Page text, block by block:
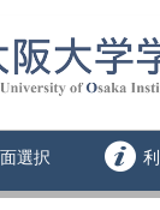
選択